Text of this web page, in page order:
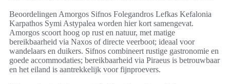
Beoordelingen Amorgos Sifnos Folegandros Lefkas Kefalonia
Karpathos Symi Astypalea worden hier kort samengevat.
Amorgos scoort hoog op rust en natuur, met matige
bereikbaarheid via Naxos of directe veerboot; ideaal voor
wandelaars en duikers. Sifnos combineert rustige gastronomie en
goede accommodaties; bereikbaarheid via Piraeus is betrouwbaar
en het eiland is aantrekkelijk voor fijnproevers.